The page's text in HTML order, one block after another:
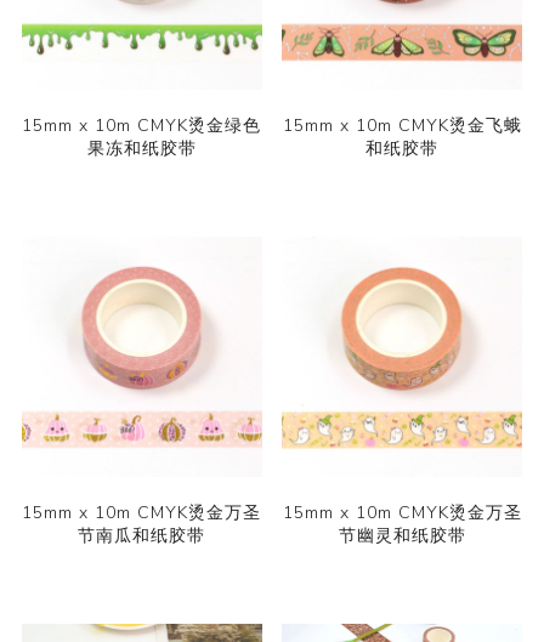
15mm x 10m CMYK烫金绿色
果冻和纸胶带
15mm x 10m CMYK烫金飞蛾
和纸胶带
15mm x 10m CMYK烫金万圣
节南瓜和纸胶带
15mm x 10m CMYK烫金万圣
节幽灵和纸胶带